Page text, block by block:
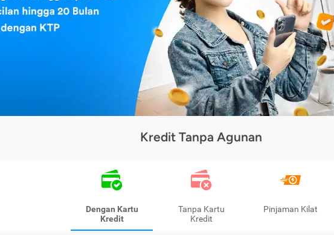
Kredit Tanpa Agunan
Dengan Kartu
Kredit
Tanpa Kartu
Kredit
Pinjaman Kilat